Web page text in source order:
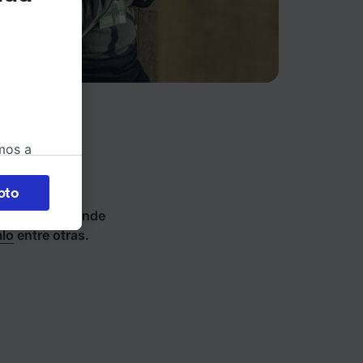
de tren y
países y vende
entre otras.
a
la
no se